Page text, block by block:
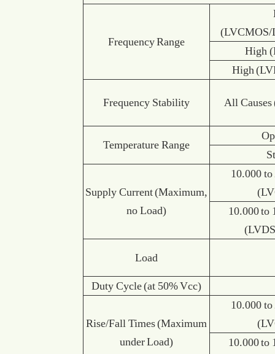
Frequency Range
(LVCMOS/
High
High
Frequency Stability All
Temperature Range
Supply Current (Maximum,
no Load)
10.000
10.000 to
Load
Duty Cycle (at 50% Vcc)
Rise/Fall Times (Maximum
under Load)
10.000
10.000 to